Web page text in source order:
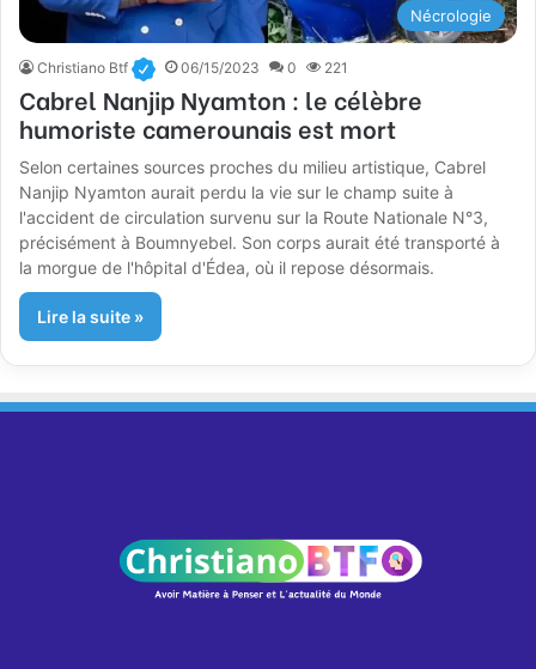
Nécrologie
Christiano Btf 06/15/2023 0 221
Cabrel Nanjip Nyamton : le célèbre
humoriste camerounais est mort
Selon certaines sources proches du milieu artistique, Cabrel
Nanjip Nyamton aurait perdu la vie sur le champ suite à
l'accident de circulation survenu sur la Route Nationale N°3,
précisément à Boumnyebel. Son corps aurait été transporté à
la morgue de l'hôpital d'Édea, où il repose désormais.
Lire la suite »